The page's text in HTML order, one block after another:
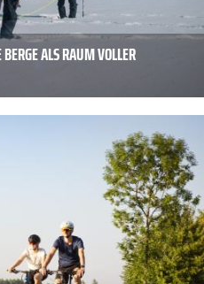
ALS RAUM VOLLER